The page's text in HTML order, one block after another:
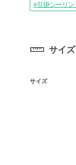
#引掛シーリン
サイ
サイズ